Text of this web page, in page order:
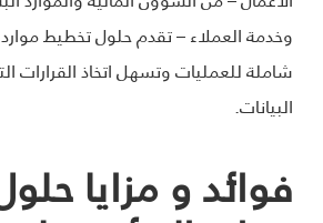
وخدمة العملاء – تقدم حلول تخطيط
شاملة للعمليات وتسهل اتخاذ القرارات
البيانات.
فوائد و مزايا